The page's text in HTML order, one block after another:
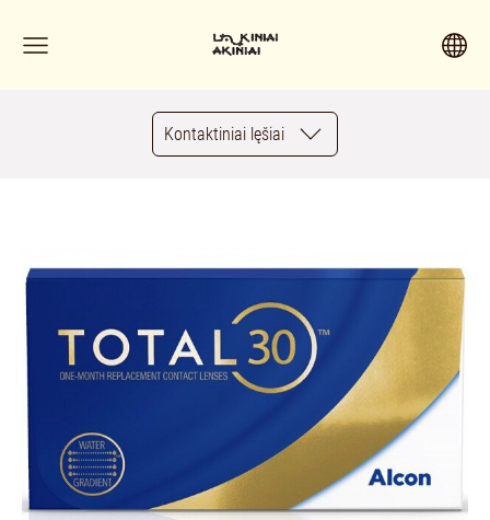
Kontaktiniai lęšiai